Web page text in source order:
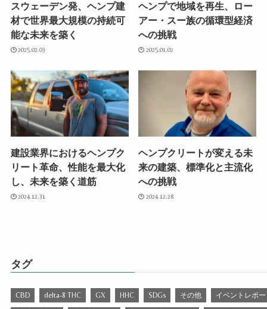
スウェーデン発、ヘンプ建
材で世界最大規模の持続可
能な未来を築く
2025.02.03
ヘンプで地域を再生、ロー
アー・スー族の循環型経済
への挑戦
2025.01.02
建設業界におけるヘンプク
リート革命、性能を最大化
し、未来を築く道筋
2024.12.31
ヘンプクリートが変える未
来の建築、標準化と主流化
への挑戦
2024.12.28
タグ
CBD delta-8 THC GX HHC SDGs その他 イベントレポ